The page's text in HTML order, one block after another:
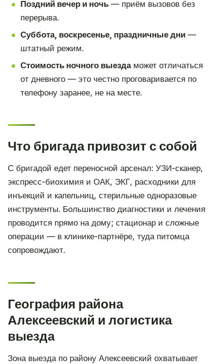
Поздний вечер и ночь— приём вызовов без
перерыва.
Суббота, воскресенье, праздничные дни—
штатный режим.
Стоимость ночного выездаможет отличаться
от дневного — это честно проговаривается по
телефону заранее, не на месте.
Что бригада привозит с собой
С бригадой едет переносной арсенал: УЗИ-сканер,
экспресс-биохимия и ОАК, ЭКГ, расходники для
инъекций и капельниц, стерильные одноразовые
инструменты. Большинство диагностики и лечения
проводится прямо на дому; стационар и сложные
операции — в клинике-партнёре, туда питомца
сопровождают.
География района
Алексеевский и логистика
выезда
Зона выезда по району Алексеевский охватывает